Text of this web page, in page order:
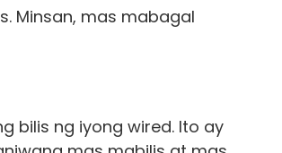
Minsan, mas mabagal
bilis ng iyong wired. Ito ay